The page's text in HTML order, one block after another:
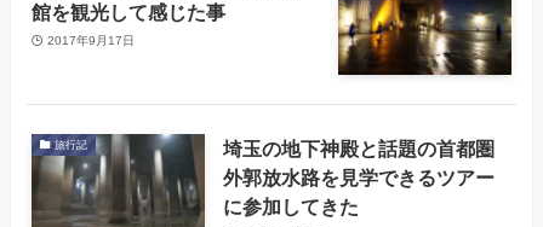
館を観光して感じた事
2017年9月17日
旅行記
埼玉の地下神殿と話題の首都圏
外郭放水路を見学できるツアー
に参加してきた